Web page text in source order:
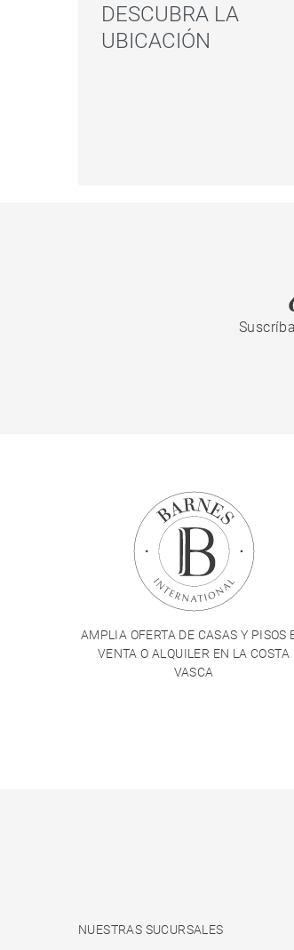
DESCUBRA LA
UBICACIÓN
AMPLIA OFERTA DE CASAS Y PISOS
VENTA O ALQUILER EN LA COSTA
VASCA
NUESTRAS SUCURSALES